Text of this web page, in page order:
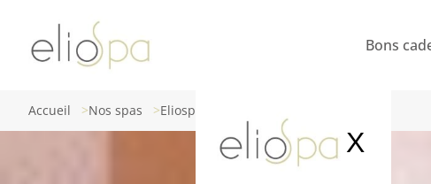
Bons
X
Accueil Nos spas Eliospa Mallemort